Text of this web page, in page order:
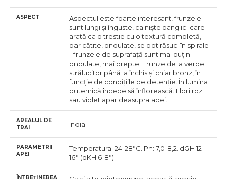
ASPECT
Aspectul este foarte interesant, frunzele
sunt lungi și înguste, ca niște panglici care
arată ca o trestie cu o textură completă,
par cătite, ondulate, se pot răsuci în spirale
- frunzele de suprafață sunt mai puțin
ondulate, mai drepte. Frunze de la verde
strălucitor până la închis și chiar bronz, în
funcție de condițiile de detenție. În lumina
puternică începe să înflorească. Flori roz
sau violet apar deasupra apei.
AREALUL DE
TRAI
India
PARAMETRII
APEI
Temperatura: 24-28°С. Ph: 7,0-8,2. dGH 12-
16° (dKH 6-8°).